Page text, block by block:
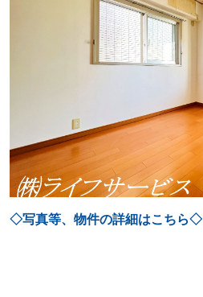
◇写真等、物件の詳細はこちら◇